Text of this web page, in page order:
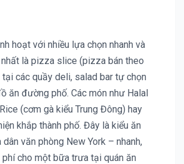
hoạt với nhiều lựa chọn nhanh và
là pizza slice (pizza bán theo
các quầy deli, salad bar tự chọn
ăn đường phố. Các món như Halal
(cơm gà kiểu Trung Đông) hay
khắp thành phố. Đây là kiểu ăn
văn phòng New York – nhanh,
phí cho một bữa trưa tại quán ăn